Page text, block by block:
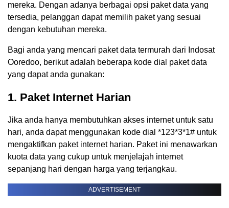
mereka. Dengan adanya berbagai opsi paket data yang
tersedia, pelanggan dapat memilih paket yang sesuai
dengan kebutuhan mereka.
Bagi anda yang mencari paket data termurah dari Indosat
Ooredoo, berikut adalah beberapa kode dial paket data
yang dapat anda gunakan:
1. Paket Internet Harian
Jika anda hanya membutuhkan akses internet untuk satu
hari, anda dapat menggunakan kode dial *123*3*1# untuk
mengaktifkan paket internet harian. Paket ini menawarkan
kuota data yang cukup untuk menjelajah internet
sepanjang hari dengan harga yang terjangkau.
ADVERTISEMENT